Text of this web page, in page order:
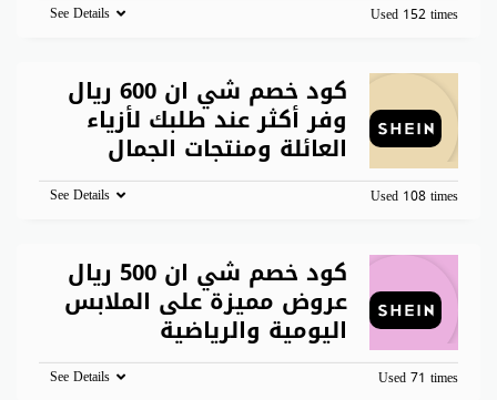
Used 152 times
See Details
كود خصم شي ان 600 ريال
وفر أكثر عند طلبك لأزياء
العائلة ومنتجات الجمال
Used 108 times
See Details
كود خصم شي ان 500 ريال
عروض مميزة على الملابس
اليومية والرياضية
Used 71 times
See Details